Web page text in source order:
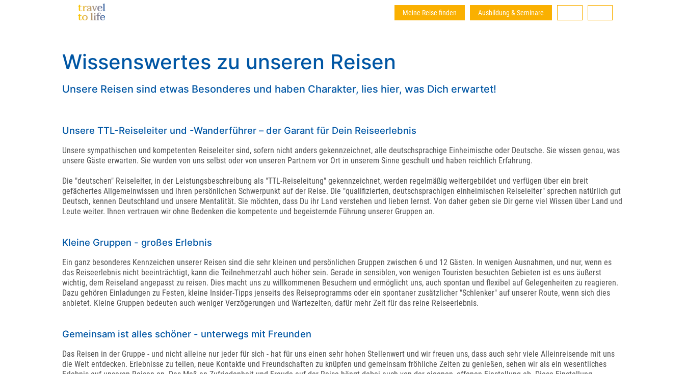
Meine Reise finden Ausbildung & Seminare
Wissenswertes zu unseren Reisen
Unsere Reisen sind etwas Besonderes und haben Charakter, lies hier, was Dich erwartet!
Unsere TTL-Reiseleiter und -Wanderführer – der Garant für Dein Reiseerlebnis
Unsere sympathischen und kompetenten Reiseleiter sind, sofern nicht anders gekennzeichnet, alle deutschsprachige Einheimische oder Deutsche. Sie wissen genau, was
unsere Gäste erwarten. Sie wurden von uns selbst oder von unseren Partnern vor Ort in unserem Sinne geschult und haben reichlich Erfahrung.
Die "deutschen" Reiseleiter, in der Leistungsbeschreibung als "TTL-Reiseleitung" gekennzeichnet, werden regelmäßig weitergebildet und verfügen über ein breit
gefächertes Allgemeinwissen und ihren persönlichen Schwerpunkt auf der Reise. Die "qualifizierten, deutschsprachigen einheimischen Reiseleiter" sprechen natürlich gut
Deutsch, kennen Deutschland und unsere Mentalität. Sie möchten, dass Du ihr Land verstehen und lieben lernst. Von daher geben sie Dir gerne viel Wissen über Land und
Leute weiter. Ihnen vertrauen wir ohne Bedenken die kompetente und begeisternde Führung unserer Gruppen an.
Kleine Gruppen - großes Erlebnis
Ein ganz besonderes Kennzeichen unserer Reisen sind die sehr kleinen und persönlichen Gruppen zwischen 6 und 12 Gästen. In wenigen Ausnahmen, und nur, wenn es
das Reiseerlebnis nicht beeinträchtigt, kann die Teilnehmerzahl auch höher sein. Gerade in sensiblen, von wenigen Touristen besuchten Gebieten ist es uns äußerst
wichtig, dem Reiseland angepasst zu reisen. Dies macht uns zu willkommenen Besuchern und ermöglicht uns, auch spontan und flexibel auf Gelegenheiten zu reagieren.
Dazu gehören Einladungen zu Festen, kleine Insider-Tipps jenseits des Reiseprogramms oder ein spontaner zusätzlicher "Schlenker" auf unserer Route, wenn sich dies
anbietet. Kleine Gruppen bedeuten auch weniger Verzögerungen und Wartezeiten, dafür mehr Zeit für das reine Reiseerlebnis.
Gemeinsam ist alles schöner - unterwegs mit Freunden
Das Reisen in der Gruppe - und nicht alleine nur jeder für sich - hat für uns einen sehr hohen Stellenwert und wir freuen uns, dass auch sehr viele Alleinreisende mit uns
die Welt entdecken. Erlebnisse zu teilen, neue Kontakte und Freundschaften zu knüpfen und gemeinsam fröhliche Zeiten zu genießen, sehen wir als ein wesentliches